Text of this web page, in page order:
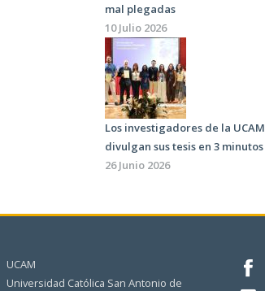
mal plegadas
10 Julio 2026
Los investigadores de la UCAM
divulgan sus tesis en 3 minutos
26 Junio 2026
UCAM
Universidad Católica San Antonio de